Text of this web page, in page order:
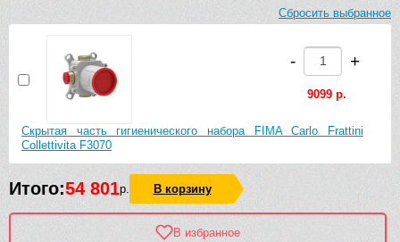
Сбросить выбранное
Скрытая часть гигиенического набора FIMA Carlo Frattini
Collettivita F3070
- +
9099 р.
Итого:54 801р. В корзину
В избранное